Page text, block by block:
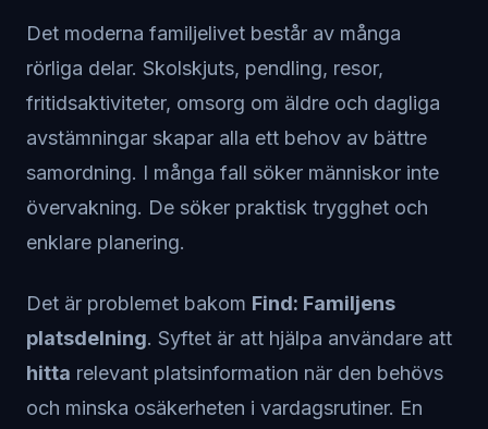
Det moderna familjelivet består av många
rörliga delar. Skolskjuts, pendling, resor,
fritidsaktiviteter, omsorg om äldre och dagliga
avstämningar skapar alla ett behov av bättre
samordning. I många fall söker människor inte
övervakning. De söker praktisk trygghet och
enklare planering.
Det är problemet bakom Find: Familjens
platsdelning. Syftet är att hjälpa användare att
hitta relevant platsinformation när den behövs
och minska osäkerheten i vardagsrutiner. En